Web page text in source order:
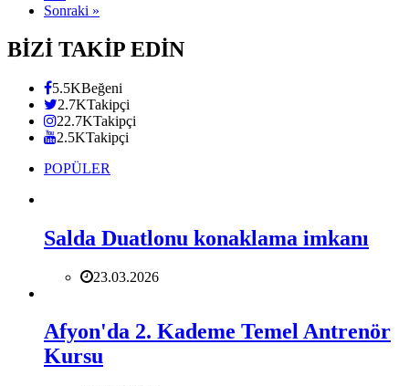
Sonraki »
BİZİ TAKİP EDİN
5.5KBeğeni
2.7KTakipçi
22.7KTakipçi
2.5KTakipçi
POPÜLER
Salda Duatlonu konaklama imkanı
23.03.2026
Afyon'da 2. Kademe Temel Antrenör
Kursu